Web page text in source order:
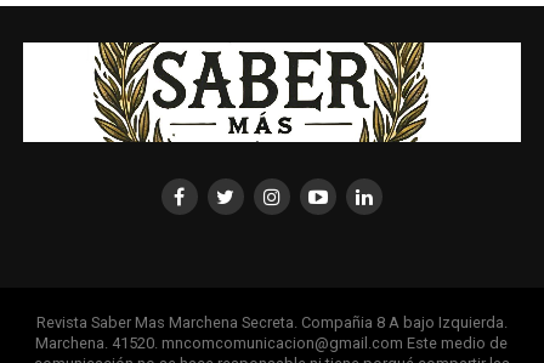
Revista Saber Mas Marchena Secreta. Compañia 8 A bajo Izquierda.
Marchena. 41520. mncomcomunicacion@gmail.com Este medio de